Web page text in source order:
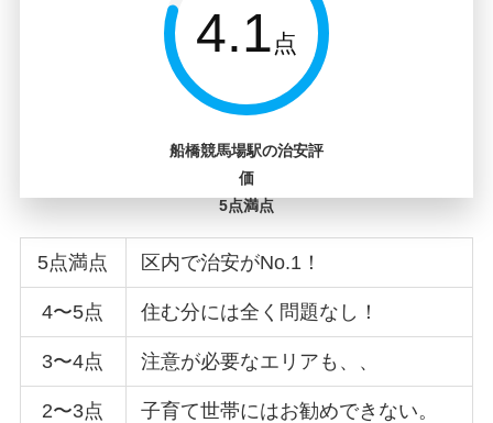
4.1 点
船橋競馬場駅の治安評
価
5点満点
5点満点 区内で治安がNo.1！
4〜5点 住む分には全く問題なし！
3〜4点 注意が必要なエリアも、、
2〜3点 子育て世帯にはお勧めできない。